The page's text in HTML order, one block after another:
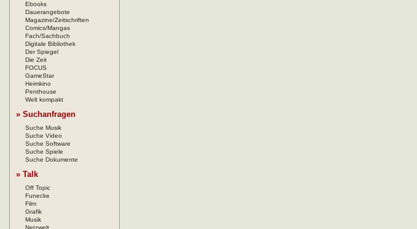
Ebooks
Dauerangebote
Magazine/Zeitschriften
Comics/Mangas
Fach/Sachbuch
Digitale Bibliothek
Der Spiegel
Die Zeit
FOCUS
GameStar
Heimkino
Penthouse
Welt kompakt
» Suchanfragen
Suche Musik
Suche Video
Suche Software
Suche Spiele
Suche Dokumente
» Talk
Off Topic
Funecke
Film
Grafik
Musik